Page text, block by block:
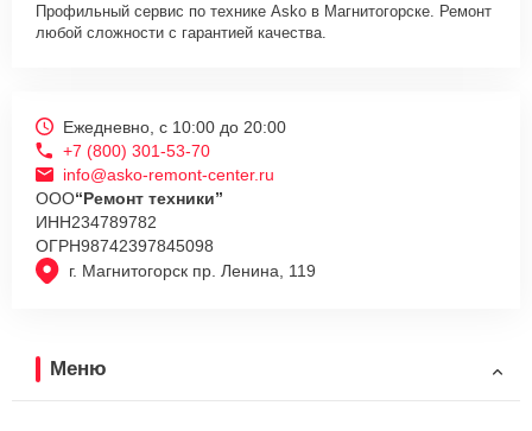
Профильный сервис по технике Asko в Магнитогорске. Ремонт
любой сложности с гарантией качества.
г. Магнитогорск пр. Ленина, 119
Ежедневно, с 10:00 до 20:00
+7 (800) 301-53-70
info@asko-remont-center.ru
ООО“Ремонт техники”
ИНН234789782
ОГРН98742397845098
Меню